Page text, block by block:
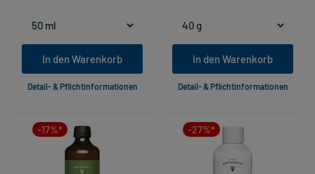
In den Warenkorb
Detail- & Pflichtinformationen
In den Warenkorb
Detail- & Pflichtinformationen
-17%* -27%*